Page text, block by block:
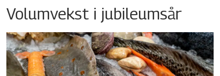
Volumvekst i jubileumsår